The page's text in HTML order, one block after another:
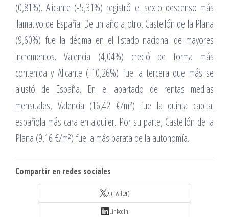
(0,81%). Alicante (-5,31%) registró el sexto descenso más
llamativo de España. De un año a otro, Castellón de la Plana
(9,60%) fue la décima en el listado nacional de mayores
incrementos. Valencia (4,04%) creció de forma más
contenida y Alicante (-10,26%) fue la tercera que más se
ajustó de España. En el apartado de rentas medias
mensuales, Valencia (16,42 €/m²) fue la quinta capital
española más cara en alquiler. Por su parte, Castellón de la
Plana (9,16 €/m²) fue la más barata de la autonomía.
Compartir en redes sociales
X (Twitter)
LinkedIn